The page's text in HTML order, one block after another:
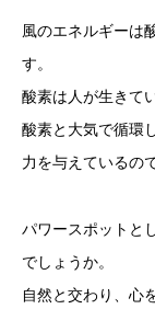
風のエネルギーは
す。
酸素は人が生きて
酸素と大気で循環
力を与えているの
パワースポットと
でしょうか。
自然と交わり、心